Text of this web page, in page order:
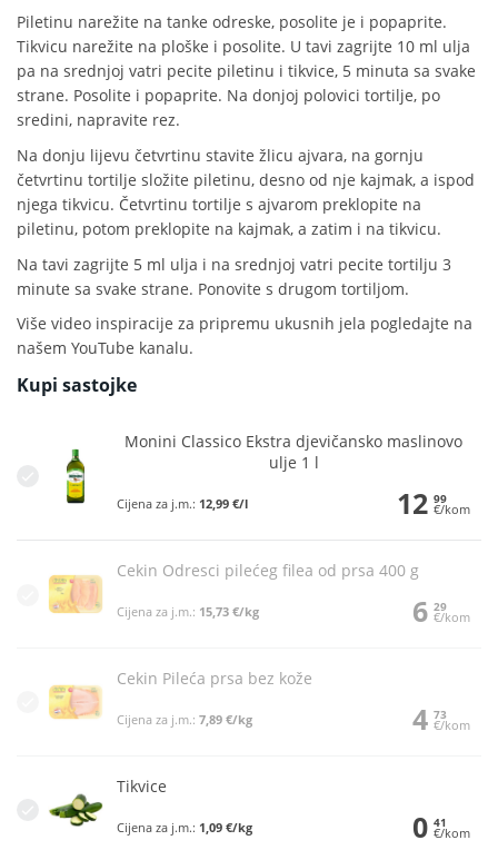
Piletinu narežite na tanke odreske, posolite je i popaprite.
Tikvicu narežite na ploške i posolite. U tavi zagrijte 10 ml ulja
pa na srednjoj vatri pecite piletinu i tikvice, 5 minuta sa svake
strane. Posolite i popaprite. Na donjoj polovici tortilje, po
sredini, napravite rez.
Na donju lijevu četvrtinu stavite žlicu ajvara, na gornju
četvrtinu tortilje složite piletinu, desno od nje kajmak, a ispod
njega tikvicu. Četvrtinu tortilje s ajvarom preklopite na
piletinu, potom preklopite na kajmak, a zatim i na tikvicu.
Na tavi zagrijte 5 ml ulja i na srednjoj vatri pecite tortilju 3
minute sa svake strane. Ponovite s drugom tortiljom.
Više video inspiracije za pripremu ukusnih jela pogledajte na
našem YouTube kanalu.
Kupi sastojke
Monini Classico Ekstra djevičansko maslinovo
ulje 1 l
Cijena za j.m.: 12,99 €/l 12 99
€/kom
Cekin Odresci pilećeg filea od prsa 400 g
Cijena za j.m.: 15,73 €/kg 6 29
€/kom
Cekin Pileća prsa bez kože
Cijena za j.m.: 7,89 €/kg 4 73
€/kom
Tikvice
Cijena za j.m.: 1,09 €/kg 0 41
€/kom